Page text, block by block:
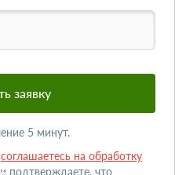
5 минут.
соглашаетесь на обработку
и подтверждаете, что